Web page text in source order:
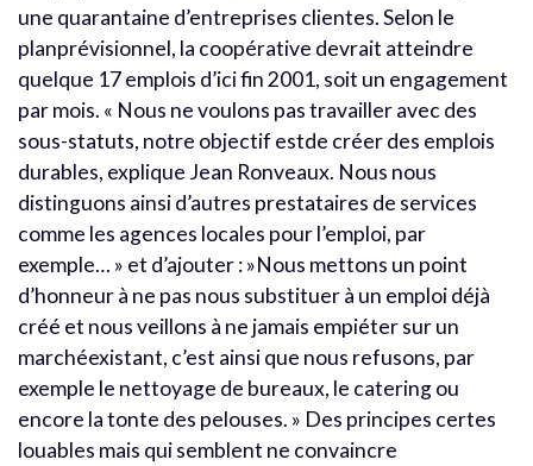
une quarantaine d’entreprises clientes. Selon le
planprévisionnel, la coopérative devrait atteindre
quelque 17 emplois d’ici fin 2001, soit un engagement
par mois. « Nous ne voulons pas travailler avec des
sous-statuts, notre objectif estde créer des emplois
durables, explique Jean Ronveaux. Nous nous
distinguons ainsi d’autres prestataires de services
comme les agences locales pour l’emploi, par
exemple… » et d’ajouter : »Nous mettons un point
d’honneur à ne pas nous substituer à un emploi déjà
créé et nous veillons à ne jamais empiéter sur un
marchéexistant, c’est ainsi que nous refusons, par
exemple le nettoyage de bureaux, le catering ou
encore la tonte des pelouses. » Des principes certes
louables mais qui semblent ne convaincre